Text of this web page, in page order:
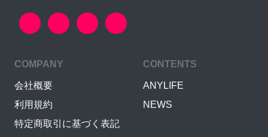
COMPANY
会社概要
利用規約
特定商取引に基づく表記
CONTENTS
ANYLIFE
NEWS